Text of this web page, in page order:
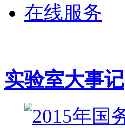
在线服务
实验室大事记